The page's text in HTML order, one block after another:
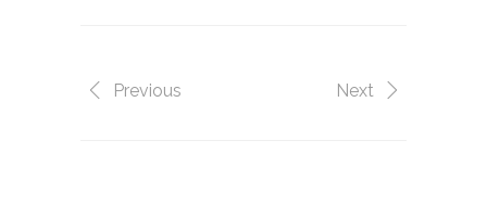
Previous Next